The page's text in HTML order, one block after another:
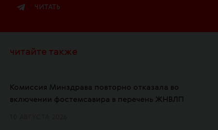
ЧИТАТЬ
читайте также
Комиссия Минздрава повторно отказала во
включении фостемсавира в перечень ЖНВЛП